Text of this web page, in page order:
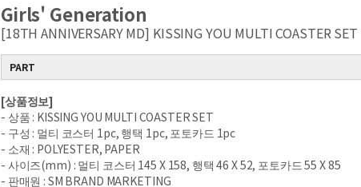
Girls' Generation
[18TH ANNIVERSARY MD] KISSING YOU MULTI COASTER SET
PART
[상품정보]
- 상품 : KISSING YOU MULTI COASTER SET
- 구성 : 멀티 코스터 1pc, 행택 1pc, 포토카드 1pc
- 소재 : POLYESTER, PAPER
- 사이즈(mm) : 멀티 코스터 145 X 158, 행택 46 X 52, 포토카드 55 X 85
- 판매원 : SM BRAND MARKETING